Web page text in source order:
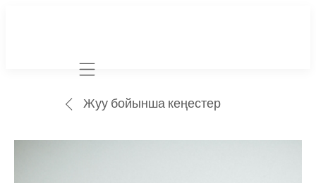
Mobile navigation
Жуу бойынша кеңестер